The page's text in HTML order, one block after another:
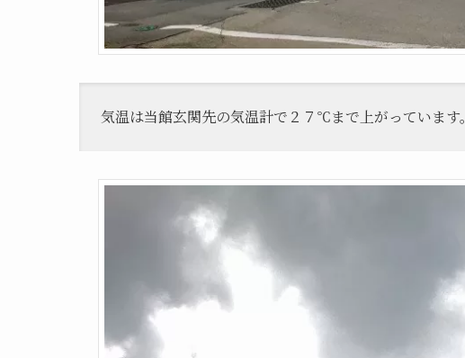
気温は当館玄関先の気温計で２７℃まで上がっています。